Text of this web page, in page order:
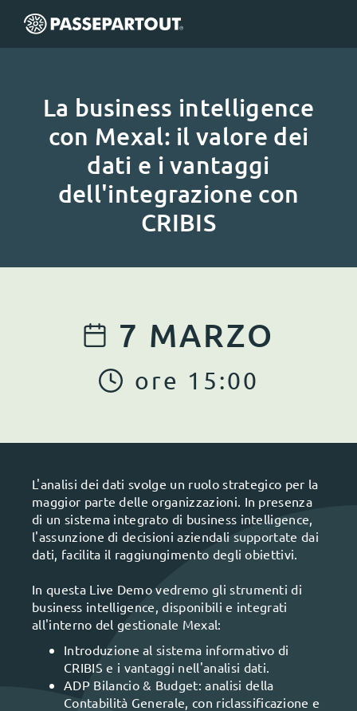
La business intelligence
con Mexal: il valore dei
dati e i vantaggi
dell'integrazione con
CRIBIS
7 MARZO
ore 15:00
L'analisi dei dati svolge un ruolo strategico per la
maggior parte delle organizzazioni. In presenza
di un sistema integrato di business intelligence,
l'assunzione di decisioni aziendali supportate dai
dati, facilita il raggiungimento degli obiettivi.
In questa Live Demo vedremo gli strumenti di
business intelligence, disponibili e integrati
all'interno del gestionale Mexal:
Introduzione al sistema informativo di
CRIBIS e i vantaggi nell'analisi dati.
ADP Bilancio & Budget: analisi della
Contabilità Generale, con riclassificazione e